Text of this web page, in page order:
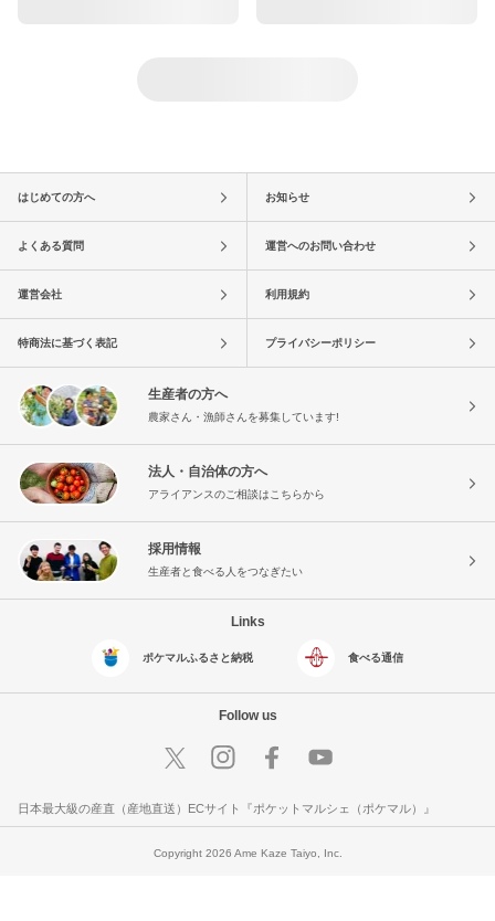
はじめての方へ お知らせ
よくある質問 運営へのお問い合わせ
運営会社 利用規約
特商法に基づく表記 プライバシーポリシー
生産者の方へ
農家さん・漁師さんを募集しています!
法人・自治体の方へ
アライアンスのご相談はこちらから
採用情報
生産者と食べる人をつなぎたい
Links
ポケマルふるさと納税 食べる通信
Follow us
日本最大級の産直（産地直送）ECサイト『ポケットマルシェ（ポケマル）』
Copyright 2026 Ame Kaze Taiyo, Inc.